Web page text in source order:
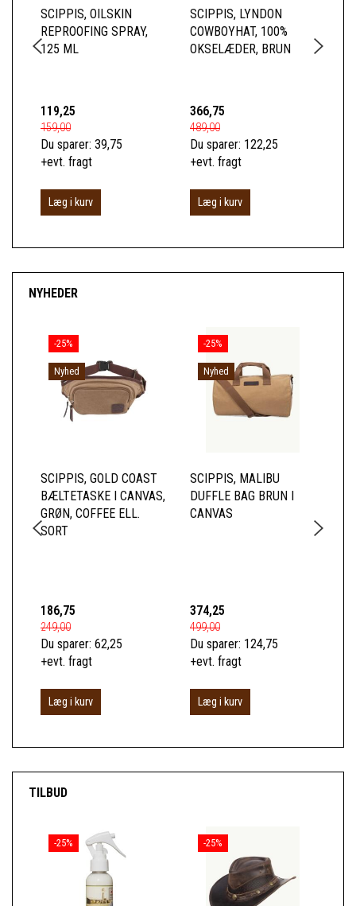
SCIPPIS, OILSKIN
REPROOFING SPRAY,
125 ML
119,25
159,00
Du sparer: 39,75
+evt. fragt
Læg i kurv
SCIPPIS, LYNDON
COWBOYHAT, 100%
OKSELÆDER, BRUN
366,75
489,00
Du sparer: 122,25
+evt. fragt
Læg i kurv
NYHEDER
-25%
Nyhed
SCIPPIS, GOLD COAST
BÆLTETASKE I CANVAS,
GRØN, COFFEE ELL.
SORT
186,75
249,00
Du sparer: 62,25
+evt. fragt
Læg i kurv
-25%
Nyhed
SCIPPIS, MALIBU
DUFFLE BAG BRUN I
CANVAS
374,25
499,00
Du sparer: 124,75
+evt. fragt
Læg i kurv
TILBUD
-25% -25%